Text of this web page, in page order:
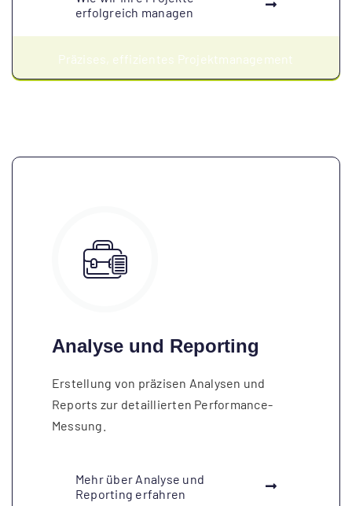
erfolgreich managen
Präzises, effizientes Projektmanagement
Analyse und Reporting
Erstellung von präzisen Analysen und
Reports zur detaillierten Performance-
Messung.
Mehr über Analyse und
Reporting erfahren